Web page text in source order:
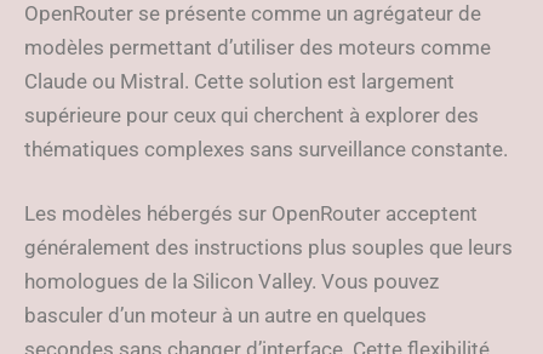
OpenRouter se présente comme un agrégateur de
modèles permettant d’utiliser des moteurs comme
Claude ou Mistral. Cette solution est largement
supérieure pour ceux qui cherchent à explorer des
thématiques complexes sans surveillance constante.
Les modèles hébergés sur OpenRouter acceptent
généralement des instructions plus souples que leurs
homologues de la Silicon Valley. Vous pouvez
basculer d’un moteur à un autre en quelques
secondes sans changer d’interface. Cette flexibilité